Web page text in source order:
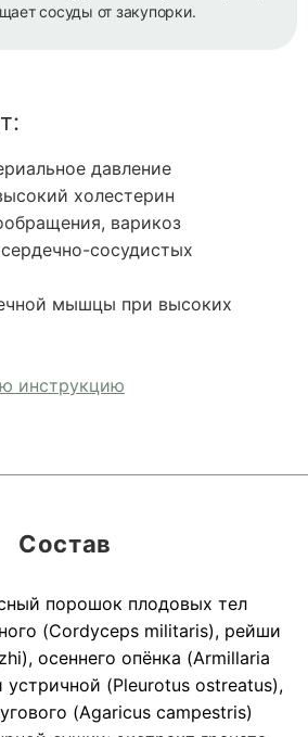
сосуды от закупорки.
давление
холестерин
варикоз
сосудистых
мышцы при высоких
инструкцию
Состав
порошок плодовых тел
(Cordyceps militaris), рейши
осеннего опёнка (Armillaria
устричной (Pleurotus ostreatus),
(Agaricus campestris)